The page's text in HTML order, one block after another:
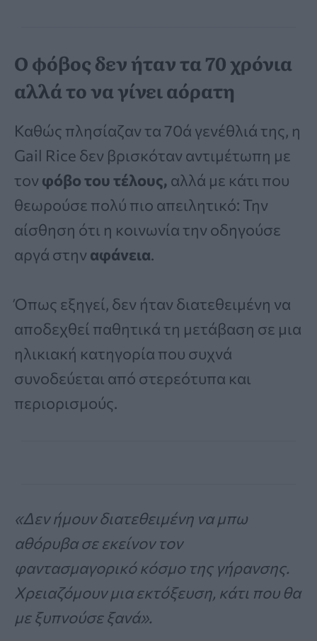
Ο φόβος δεν ήταν τα 70 χρόνια
αλλά το να γίνει αόρατη
Καθώς πλησίαζαν τα 70ά γενέθλιά της, η
Gail Rice δεν βρισκόταν αντιμέτωπη με
τον φόβο του τέλους, αλλά με κάτι που
θεωρούσε πολύ πιο απειλητικό: Την
αίσθηση ότι η κοινωνία την οδηγούσε
αργά στην αφάνεια.
Όπως εξηγεί, δεν ήταν διατεθειμένη να
αποδεχθεί παθητικά τη μετάβαση σε μια
ηλικιακή κατηγορία που συχνά
συνοδεύεται από στερεότυπα και
περιορισμούς.
«Δεν ήμουν διατεθειμένη να μπω
αθόρυβα σε εκείνον τον
φαντασμαγορικό κόσμο της γήρανσης.
Χρειαζόμουν μια εκτόξευση, κάτι που θα
με ξυπνούσε ξανά».